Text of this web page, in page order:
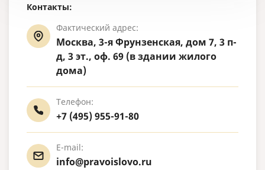
Контакты:
Фактический адрес:
Москва, 3-я Фрунзенская, дом 7, 3 п-
д, 3 эт., оф. 69 (в здании жилого
дома)
Телефон:
+7 (495) 955-91-80
E-mail:
info@pravoislovo.ru